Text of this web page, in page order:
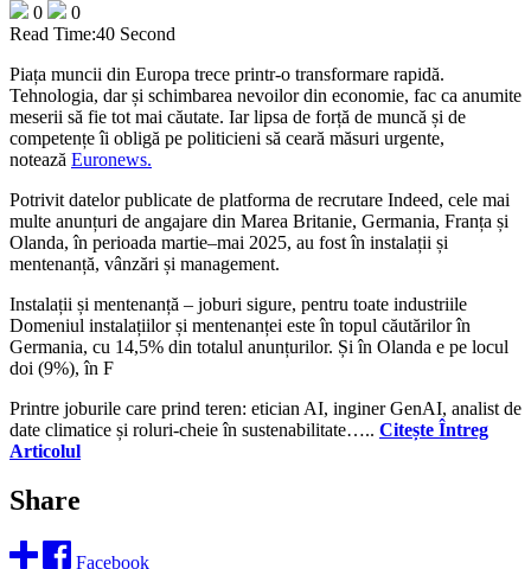
0
0
Read Time:40 Second
Piața muncii din Europa trece printr-o transformare rapidă.
Tehnologia, dar și schimbarea nevoilor din economie, fac ca anumite
meserii să fie tot mai căutate. Iar lipsa de forță de muncă și de
competențe îi obligă pe politicieni să ceară măsuri urgente,
notează Euronews.
Potrivit datelor publicate de platforma de recrutare Indeed, cele mai
multe anunțuri de angajare din Marea Britanie, Germania, Franța și
Olanda, în perioada martie–mai 2025, au fost în instalații și
mentenanță, vânzări și management.
Instalații și mentenanță – joburi sigure, pentru toate industriile
Domeniul instalațiilor și mentenanței este în topul căutărilor în
Germania, cu 14,5% din totalul anunțurilor. Și în Olanda e pe locul
doi (9%), în F
Printre joburile care prind teren: etician AI, inginer GenAI, analist de
date climatice și roluri-cheie în sustenabilitate….. Citește Întreg
Articolul
Share
Facebook